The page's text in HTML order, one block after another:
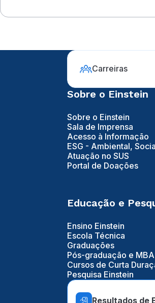
Carreiras
Sobre o Einstein
Sobre o Einstein
Sala de Imprensa
Acesso à Informação
ESG - Ambiental,
Atuação no SUS
Portal de Doações
Educação e
Ensino Einstein
Escola Técnica
Graduações
Pós-graduação e MBA
Cursos de Curta
Pesquisa Einstein
Resultados de